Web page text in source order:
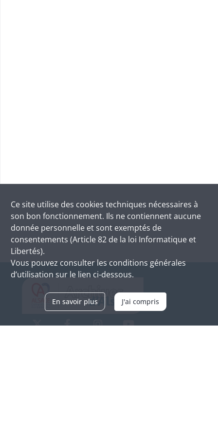
Ce site utilise des cookies techniques nécessaires à
son bon fonctionnement. Ils ne contiennent aucune
donnée personnelle et sont exemptés de
consentements (Article 82 de la loi Informatique et
Libertés).
Vous pouvez consulter les conditions générales
d’utilisation sur le lien ci-dessous.
En savoir plus J'ai compris